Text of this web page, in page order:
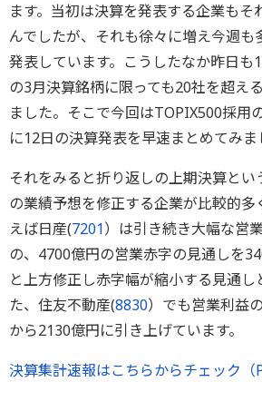
ます。当初は決算を発表する企業もそ
んでしたが、それも徐々に増え今週も
発表しています。こうしたなか昨日も
の3月決算銘柄に限っても20社を超え
ました。そこで今回はTOPIX500採用
に12日の決算発表を早速まとめてみま
それをみると折り返しの上期決算とい
の業績予想を修正する企業が比較的多
えば日産(7201）は引き続き大幅な営
の、4700億円の営業赤字の見通しを
と上方修正し赤字幅が縮小する見通し
た、住友不動産(8830）でも営業利益
から2130億円に引き上げています。
決算集計速報はこちらからチェック（